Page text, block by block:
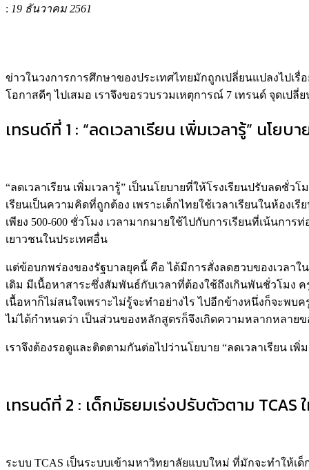
: 19 ธันวาคม 2561
ข่าวในวงการการศึกษาของประเทศไทยมักถูกเปลี่ยนแปลงไปเ
โอกาสดีๆ ไปเสมอ เราจึงขอรวบรวมเหตุการณ์ 7 เทรนด์ จุดเป
เทรนด์ที่ 1 : “ลดเวลาเรียน เพิ่มเวลารู้” นโย
“ลดเวลาเรียน เพิ่มเวลารู้” เป็นนโยบายที่ให้โรงเรียนปรับลดชั่วโ
เรียนเป็นความคิดที่ถูกต้อง เพราะเด็กไทยใช้เวลาเรียนในห้อง
เพียง 500-600 ชั่วโมง เวลามากมายใช้ไปกับการเรียนที่เน้นก
เยาวชนในประเทศอื่น
แต่ข้อบกพร่องของรัฐบาลยุคนี้ คือ ได้มีการสั่งลดฮวบของเวลา
เดิม มีเนื้อหาสาระซึ่งสัมพันธ์กับเวลาที่ต้องใช้ถึงเกินพันชั่วโมง
เนื้อหาก็ไม่สนใจเพราะไม่รู้จะทําอย่างไร ไปอีกข้างหนึ่งก็จะพบ
ไม่ได้กําหนดว่า เป็นส่วนของหลักสูตรก็จึงเกิดความหลากหลาย
เราจึงต้องรอดูและติดตามกันต่อไปว่านโยบาย “ลดเวลาเรียน เ
เทรนด์ที่ 2 : เด็กมัธยมเร่งปรับตัวตาม TCAS
ระบบ TCAS เป็นระบบเข้ามหาวิทยาลัยแบบใหม่ ที่มักจะทำให้เ